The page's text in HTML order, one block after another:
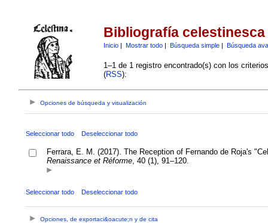
Bibliografía celestinesca
Inicio| Mostrar todo| Búsqueda simple| Búsqueda
1–1 de 1 registro encontrado(s) con los
(RSS):
Opciones de búsqueda y visualización
Seleccionar todo Deseleccionar todo
Ferrara, E. M. (2017). The Reception of Fernando de Roja's
Renaissance et Réforme, 40 (1), 91–120.
Seleccionar todo Deseleccionar todo
Opciones, de exportaci&oacute;n y de cita